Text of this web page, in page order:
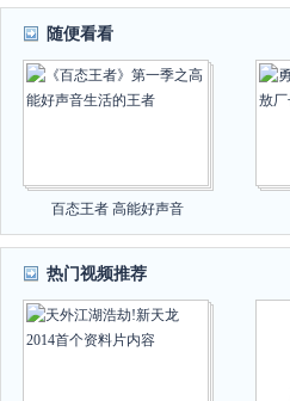
随便看看
百态王者 高能好声音
热门视频推荐